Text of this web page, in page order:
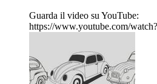
Guarda il video su YouTube:
https://www.youtube.com/